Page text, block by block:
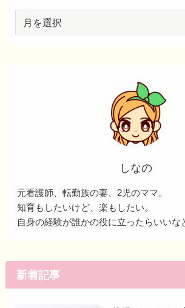
しなの
元看護師、転勤族の妻、2児のママ。
知育もしたいけど、楽もしたい。
自身の経験が誰かの役に立ったらいいな
新着記事